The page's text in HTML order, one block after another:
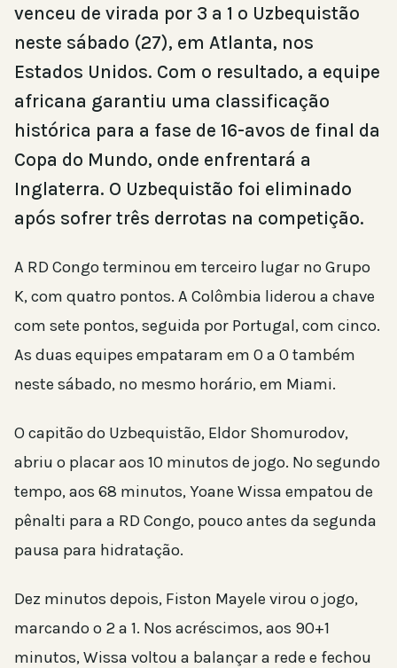
venceu de virada por 3 a 1 o Uzbequistão
neste sábado (27), em Atlanta, nos
Estados Unidos. Com o resultado, a equipe
africana garantiu uma classificação
histórica para a fase de 16-avos de final da
Copa do Mundo, onde enfrentará a
Inglaterra. O Uzbequistão foi eliminado
após sofrer três derrotas na competição.
A RD Congo terminou em terceiro lugar no Grupo
K, com quatro pontos. A Colômbia liderou a chave
com sete pontos, seguida por Portugal, com cinco.
As duas equipes empataram em 0 a 0 também
neste sábado, no mesmo horário, em Miami.
O capitão do Uzbequistão, Eldor Shomurodov,
abriu o placar aos 10 minutos de jogo. No segundo
tempo, aos 68 minutos, Yoane Wissa empatou de
pênalti para a RD Congo, pouco antes da segunda
pausa para hidratação.
Dez minutos depois, Fiston Mayele virou o jogo,
marcando o 2 a 1. Nos acréscimos, aos 90+1
minutos, Wissa voltou a balançar a rede e fechou